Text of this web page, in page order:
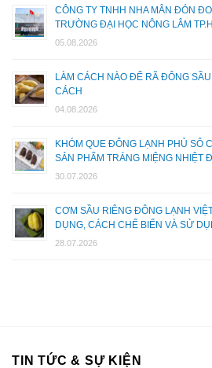
CÔNG TY TNHH NHA MÂN ĐÓN
TRƯỜNG ĐẠI HỌC NÔNG LÂM
05.08.2026
LÀM CÁCH NÀO ĐỂ RÃ ĐÔNG
CÁCH
04.08.2026
KHÓM QUE ĐÔNG LẠNH PHỦ SÔ
SẢN PHẨM TRÁNG MIỆNG NHIỆT
30.07.2026
CƠM SẦU RIÊNG ĐÔNG LẠNH
DỤNG, CÁCH CHẾ BIẾN VÀ SỬ
28.07.2026
TIN TỨC & SỰ KIỆN